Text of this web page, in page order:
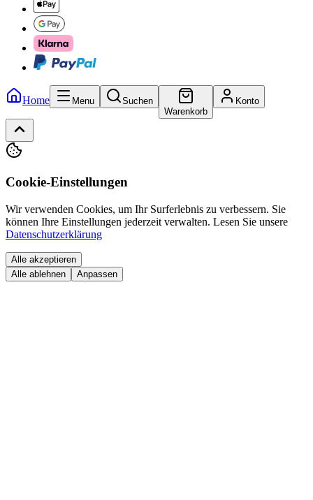
Home Menu
Suchen
Warenkorb
Konto
Cookie-Einstellungen
Wir verwenden Cookies, um Ihr Surferlebnis zu verbessern. Sie
können Ihre Einstellungen jederzeit verwalten. Lesen Sie unsere
Datenschutzerklärung
Alle akzeptieren
Alle ablehnen
Anpassen